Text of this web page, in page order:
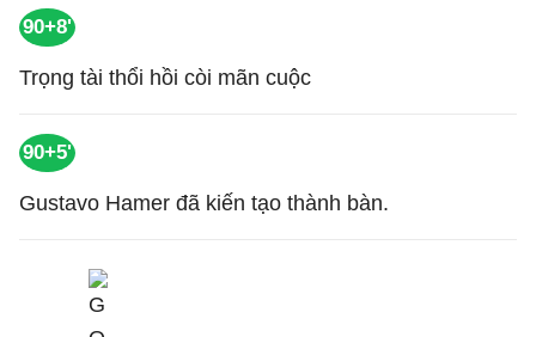
90+8'
Trọng tài thổi hồi còi mãn cuộc
90+5'
Gustavo Hamer đã kiến tạo thành bàn.